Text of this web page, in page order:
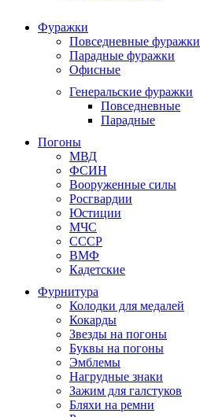
Фуражки
Повседневные фуражки
Парадные фуражки
Офисные
Генеральские фуражки
Повседневные
Парадные
Погоны
МВД
ФСИН
Вооруженные силы
Росгвардии
Юстиции
МЧС
СССР
ВМФ
Кадетские
Фурнитура
Колодки для медалей
Кокарды
Звезды на погоны
Буквы на погоны
Эмблемы
Нагрудные знаки
Зажим для галстуков
Бляхи на ремни